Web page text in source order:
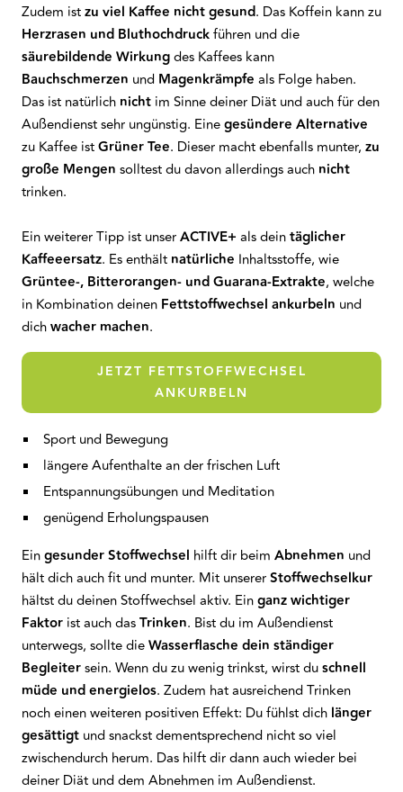
Zudem istzu viel Kaffee nicht gesund. Das Koffein kann zu
Herzrasen und Bluthochdruckführen und die
säurebildende Wirkungdes Kaffees kann
Bauchschmerzen und Magenkrämpfe als Folge haben.
Das ist natürlich nicht im Sinne deiner Diät und auch für den
Außendienst sehr ungünstig. Einegesündere Alternative
zu Kaffee istGrüner Tee. Dieser macht ebenfalls munter, zu
große Mengen solltest du davon allerdings auch nicht
trinken.
Ein weiterer Tipp ist unserACTIVE+ als deintäglicher
Kaffeeersatz. Es enthält natürliche Inhaltsstoffe, wie
Grüntee-, Bitterorangen- und Guarana-Extrakte, welche
in Kombination deinen Fettstoffwechsel ankurbeln und
dichwacher machen.
JETZT FETTSTOFFWECHSEL
ANKURBELN
Sport und Bewegung
längere Aufenthalte an der frischen Luft
Entspannungsübungen und Meditation
genügend Erholungspausen
Eingesunder Stoffwechsel hilft dir beim Abnehmen und
hält dich auch fit und munter. Mit unsererStoffwechselkur
hältst du deinen Stoffwechsel aktiv. Einganz wichtiger
Faktor ist auch dasTrinken. Bist du im Außendienst
unterwegs, sollte dieWasserflasche dein ständiger
Begleitersein. Wenn du zu wenig trinkst, wirst duschnell
müde und energielos. Zudem hat ausreichend Trinken
noch einen weiteren positiven Effekt: Du fühlst dich länger
gesättigt und snackst dementsprechend nicht so viel
zwischendurch herum. Das hilft dir dann auch wieder bei
deiner Diät und dem Abnehmen im Außendienst.